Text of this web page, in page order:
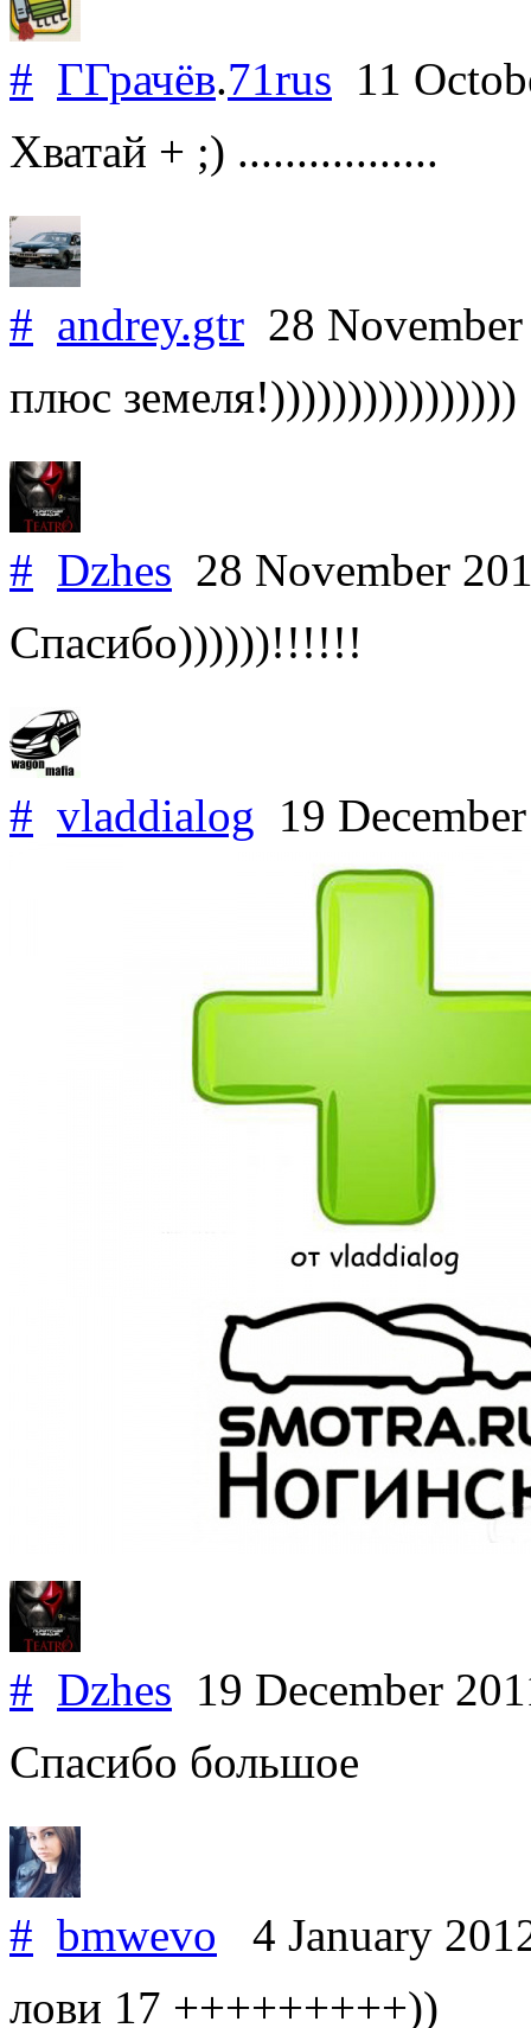
# ГГрачёв.71rus 11
Хватай + ;) .................
# andrey.gtr 28
плюс земеля!))))))))))))))))
# Dzhes 28 November
Спасибо))))))!!!!!!
# vladdialog 19
# Dzhes 19 December
Спасибо большое
# bmwevo 4 January
лови 17 +++++++++))